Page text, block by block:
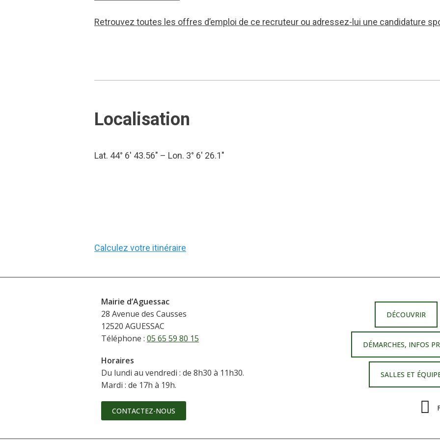
Retrouvez toutes les offres d’emploi de ce recruteur ou adressez-lui une candidature
Localisation
Lat. 44° 6′ 43.56″ – Lon. 3° 6′ 26.1″
Calculez votre itinéraire
Mairie d’Aguessac
28 Avenue des Causses
12520 AGUESSAC
Téléphone : 05 65 59 80 15
Horaires
Du lundi au vendredi : de 8h30 à 11h30.
Mardi : de 17h à 19h.
CONTACTEZ-NOUS
DÉCOUVRIR
DÉMARCHES, INFOS
SALLES ET